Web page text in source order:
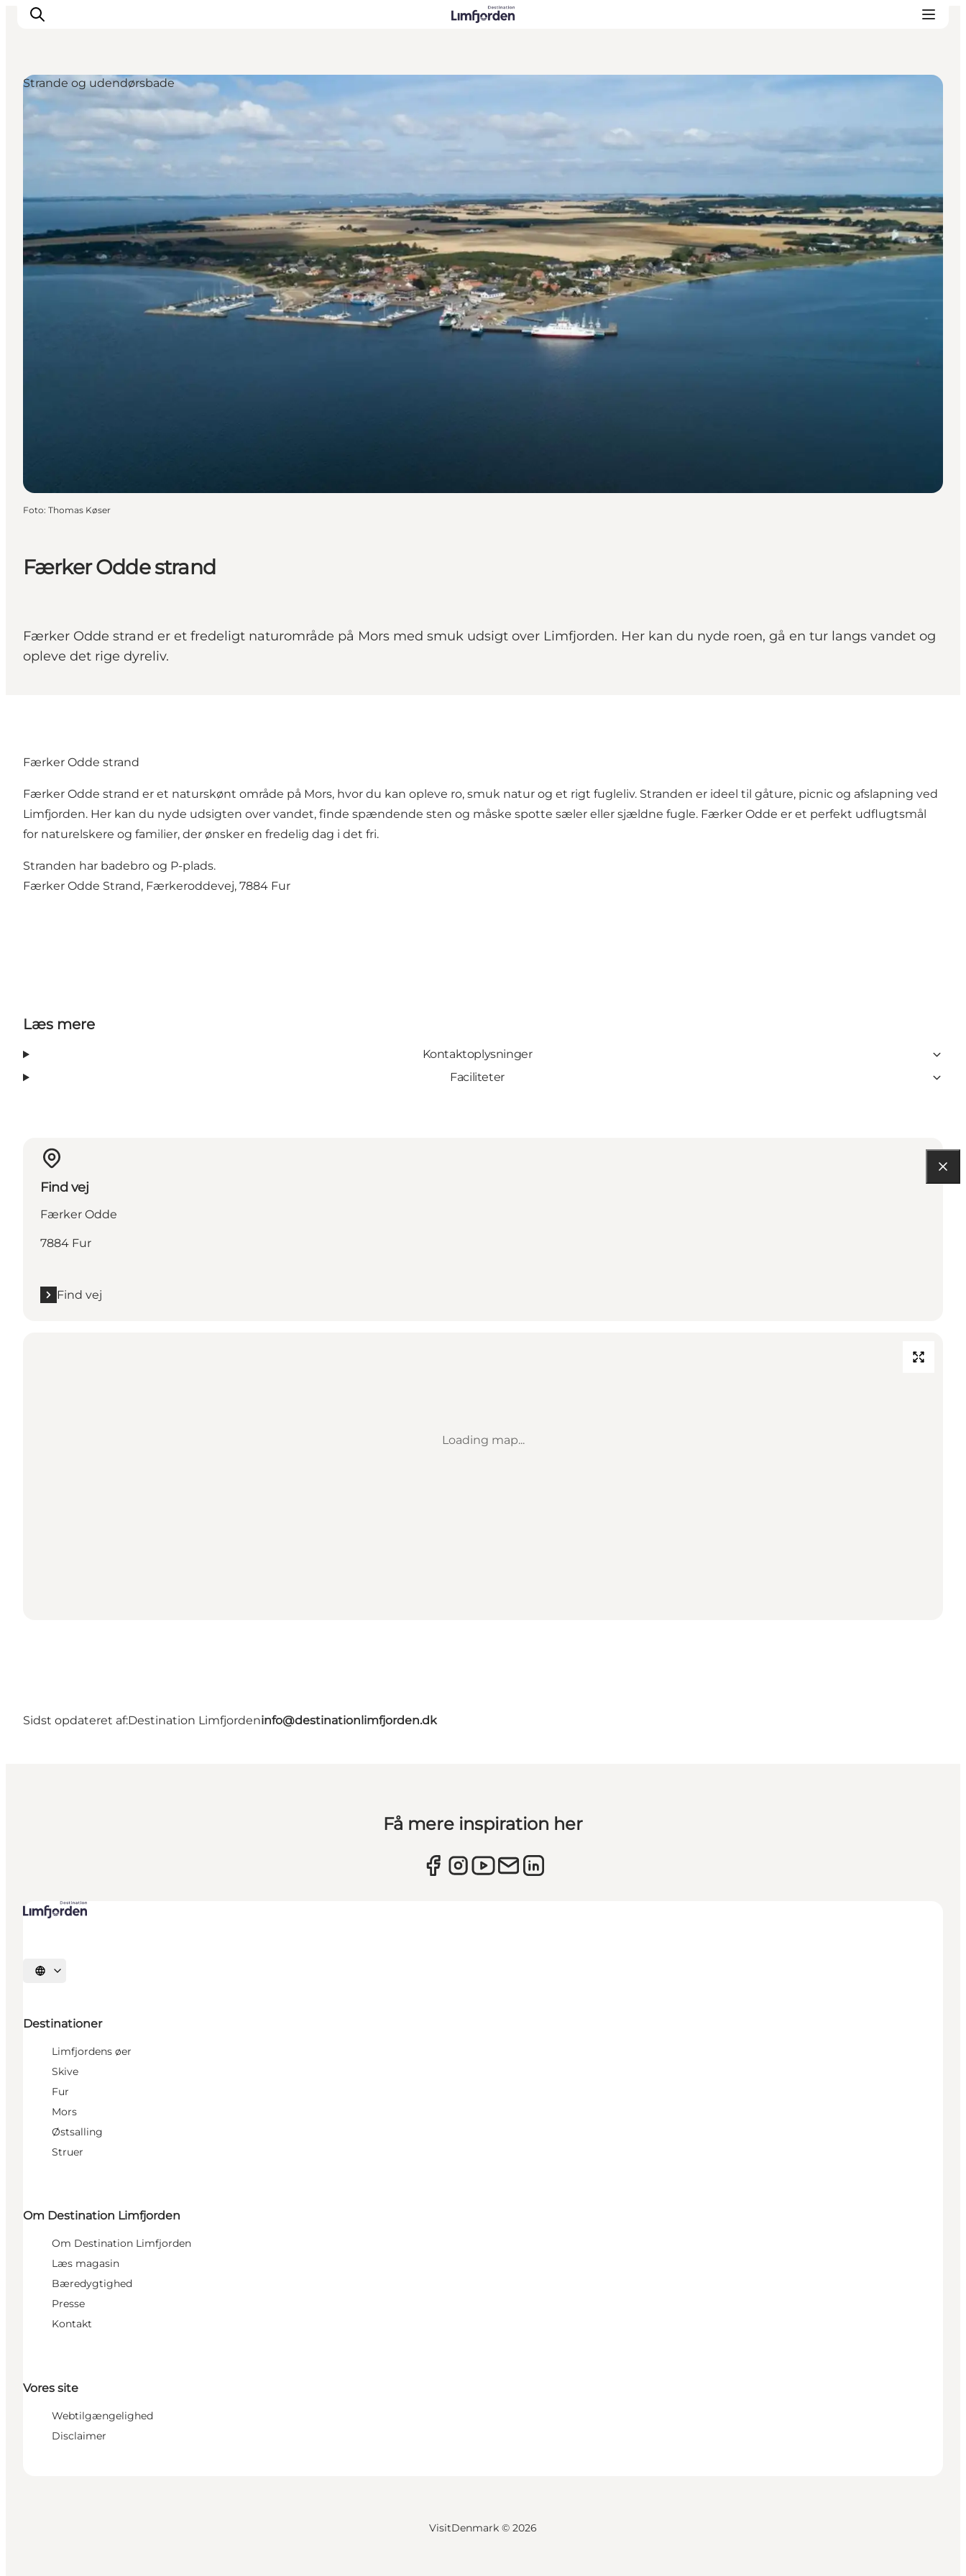
Færker Odde strand
Færker Odde strand er et fredeligt naturområde på Mors med smuk udsigt over Limfjorden. Her kan du nyde roen, gå en tur langs vandet og
opleve det rige dyreliv.
Strande og udendørsbade
Foto: Thomas Køser
Færker Odde strand
Færker Odde strand er et naturskønt område på Mors, hvor du kan opleve ro, smuk natur og et rigt fugleliv. Stranden er ideel til gåture, picnic og afslapning ved
Limfjorden. Her kan du nyde udsigten over vandet, finde spændende sten og måske spotte sæler eller sjældne fugle. Færker Odde er et perfekt udflugtsmål
for naturelskere og familier, der ønsker en fredelig dag i det fri.
Stranden har badebro og P-plads.
Færker Odde Strand, Færkeroddevej, 7884 Fur
Læs mere
Kontaktoplysninger
Faciliteter
Find vej
Færker Odde
7884 Fur
Find vej
Loading map...
Sidst opdateret af:Destination Limfjordeninfo@destinationlimfjorden.dk
Få mere inspiration her
Vælg sprog
Destinationer
Limfjordens øer
Skive
Fur
Mors
Østsalling
Struer
Om Destination Limfjorden
Om Destination Limfjorden
Læs magasin
Bæredygtighed
Presse
Kontakt
Vores site
Webtilgængelighed
Disclaimer
VisitDenmark © 2026